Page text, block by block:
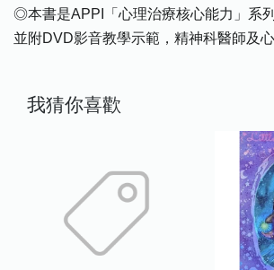
◎本書是APPI「心理治療核心能力」系
並附DVD影音教學示範，精神科醫師及心
我猜你喜歡